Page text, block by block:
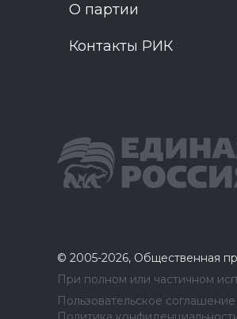
О партии
Контакты РИК
© 2005-2026, Общественная
При полном или частичном
Пользовательское соглашение